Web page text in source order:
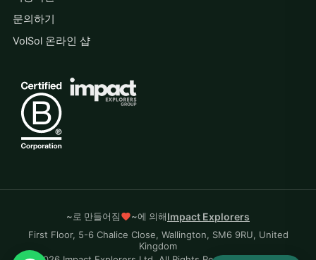
문의하기
VolSol 온라인 샵
~로 만들어짐 ~에 의해Impact Explorers
First Floor, 5-6 Chalice Close, Wallington, SM6 9RU, United
Kingdom